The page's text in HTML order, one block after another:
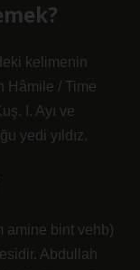
Hâmile / Time
I. Ayı ve
yedi yıldız.
Abdullah